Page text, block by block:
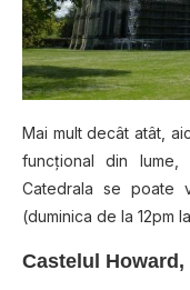
Mai mult decât atât,
funcţional din lume,
Catedrala se poate
(duminica de la 12pm
Castelul